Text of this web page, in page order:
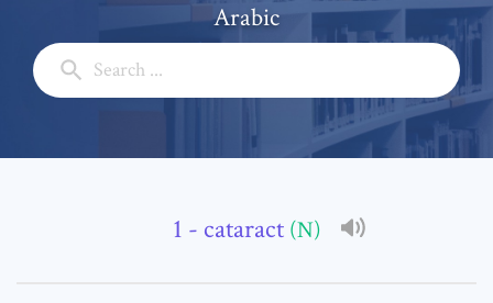
Arabic
- cataract (N)
Add a comment